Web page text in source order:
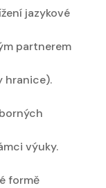
jazykové
partnerem
hranice).
výuky.
formě